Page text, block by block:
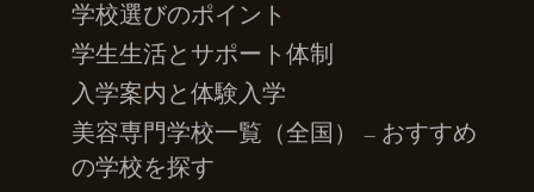
学校選びのポイント
学生生活とサポート体制
入学案内と体験入学
美容専門学校一覧（全国） – おすすめ
の学校を探す